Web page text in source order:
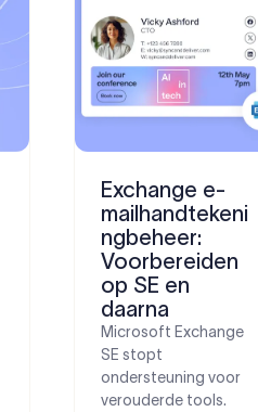
Exchange e-
mailhandtekeni
ngbeheer:
Voorbereiden
op SE en
daarna
Microsoft Exchange
SE stopt
ondersteuning voor
verouderde tools.